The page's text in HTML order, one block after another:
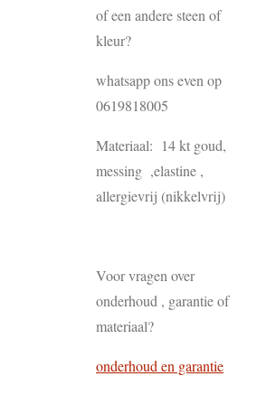
of een andere steen of
kleur?
whatsapp ons even op
0619818005
Materiaal: 14 kt goud,
messing ,elastine ,
allergievrij (nikkelvrij)
Voor vragen over
onderhoud , garantie of
materiaal?
onderhoud en garantie